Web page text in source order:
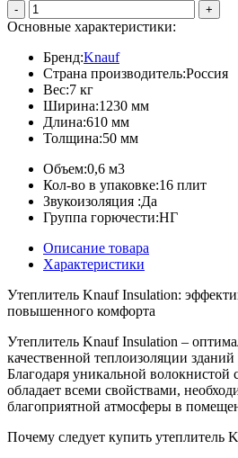
- +
Основные характеристики:
Бренд:Knauf
Страна производитель:Россия
Вес:7 кг
Ширина:1230 мм
Длина:610 мм
Толщина:50 мм
Объем:0,6 м3
Кол-во в упаковке:16 плит
Звукоизоляция :Да
Группа горючести:НГ
Описание товара
Характеристики
Утеплитель Knauf Insulation:
повышенного комфорта
Утеплитель Knauf Insulation –
качественной теплоизоляции
Благодаря уникальной волокнистой
обладает всеми свойствами,
благоприятной атмосферы в
Почему следует купить утеплитель